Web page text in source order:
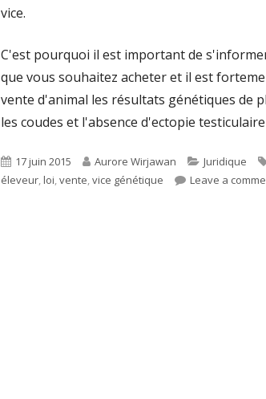
vice.
C'est pourquoi il est important de
que vous souhaitez acheter et il est
vente d'animal les résultats génétiques de
les coudes et l'absence d'ectopie
Published
on
17 juin 2015 Author
Aurore Wirjawan Categories
Juridique
éleveur,loi,vente,vice génétique Leave a